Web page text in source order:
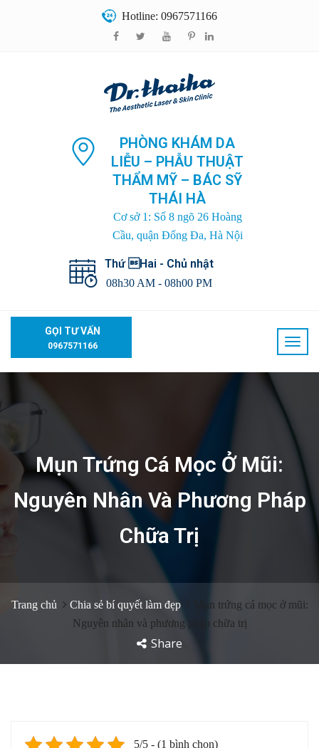
Hotline: 0967571166
PHÒNG KHÁM DA
LIỄU – PHẪU THUẬT
THẨM MỸ – BÁC SỸ
THÁI HÀ
Cơ sở 1: Số 8 ngõ 26 Hoàng
Cầu, quận Đống Đa, Hà Nội
Thứ Hai - Chủ nhật
08h30 AM - 08h00 PM
GỌI TƯ VẤN
0967571166
Mụn Trứng Cá Mọc Ở Mũi:
Nguyên Nhân Và Phương Pháp
Chữa Trị
Trang chủ Chia sẻ bí quyết làm đẹp
Mụn trứng cá mọc ở mũi:
Nguyên nhân và phương pháp chữa trị
Share
5/5 - (1 bình chọn)